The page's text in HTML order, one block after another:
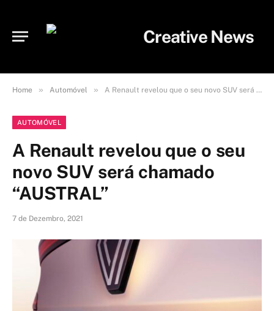
Home » Automóvel » A Renault revelou que o seu novo SUV será chamado “AUSTRAL”
AUTOMÓVEL
A Renault revelou que o seu
novo SUV será chamado
“AUSTRAL”
7 de Dezembro, 2021